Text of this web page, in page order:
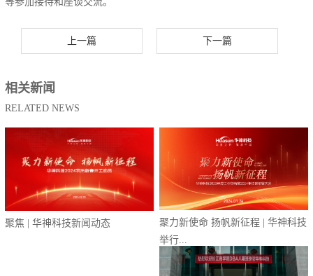
上一篇 下一篇
相关新闻
RELATED NEWS
聚焦 | 华神科技新闻动态
聚力新使命 扬帆新征程 | 华神科技
举行...